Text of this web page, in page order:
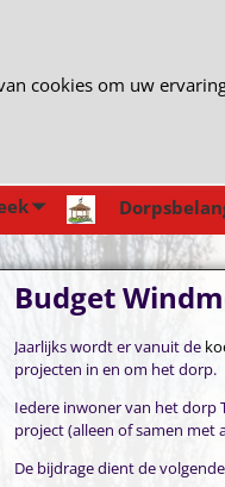
Budget
Jaarlijks wordt er vanuit de
projecten in en om het dorp.
Iedere inwoner van het dorp
project (alleen of samen met
De bijdrage dient de
cookies om uw